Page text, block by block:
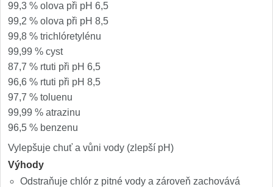
99,3 % olova při pH 6,5
99,2 % olova při pH 8,5
99,8 % trichlóretylénu
99,99 % cyst
87,7 % rtuti při pH 6,5
96,6 % rtuti při pH 8,5
97,7 % toluenu
99,99 % atrazinu
96,5 % benzenu
Vylepšuje chuť a vůni vody (zlepší pH)
Výhody
Odstraňuje chlór z pitné vody a zároveň zachovává